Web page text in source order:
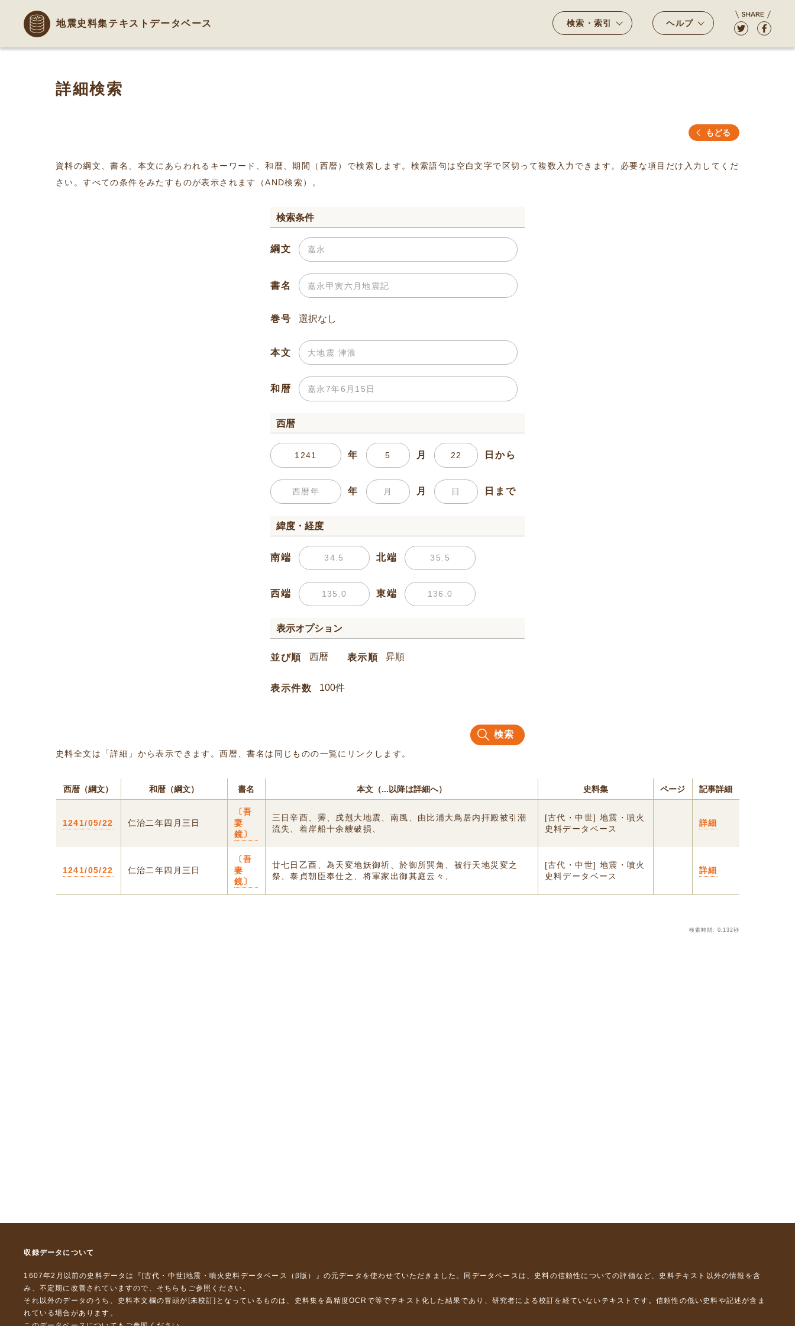
地震史料集テキストデータベース 検索・索引 ヘルプ
詳細検索
もどる
資料の綱文、書名、本文にあらわれるキーワード、和暦、期間（西暦）で検索します。検索語句は空白文字で区切って複数入力できます。必要な項目だけ入力してくだ
さい。すべての条件をみたすものが表示されます（AND検索）。
検索条件
綱文
書名
巻号
本文
和暦
西暦
年 月 日から
年 月 日まで
緯度・経度
南端 北端
西端 東端
表示オプション
並び順 表示順
表示件数
検索
史料全文は「詳細」から表示できます。西暦、書名は同じものの一覧にリンクします。
西暦（綱文） 和暦（綱文） 書名 本文（...以降は詳細へ） 史料集 ページ 記事詳細
1241/05/22 仁治二年四月三日
〔吾
妻
鏡〕
三日辛酉、霽、戌剋大地震、南風、由比浦大鳥居内拝殿被引潮
流失、着岸船十余艘破損、
[古代・中世] 地震・噴火
史料データベース
詳細
1241/05/22 仁治二年四月三日
〔吾
妻
鏡〕
廿七日乙酉、為天変地妖御祈、於御所巽角、被行天地災変之
祭、泰貞朝臣奉仕之、将軍家出御其庭云々、
[古代・中世] 地震・噴火
史料データベース
詳細
検索時間: 0.132秒
収録データについて
1607年2月以前の史料データは『 [古代・中世]地震・噴火史料データベース（β版）』 の元データを使わせていただきました。同データベースは、史料の信頼性についての評価など、史料テキスト以外の情報を含
み、不定期に改善されていますので、 そちら もご参照ください。
それ以外のデータのうち、史料本文欄の冒頭が[未校訂]となっているものは、史料集を高精度OCRで等でテキスト化した結果であり、研究者による校訂を経ていないテキストです。信頼性の低い史料や記述が含ま
れている場合があります。